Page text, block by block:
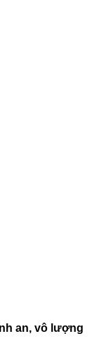
an, vô lượng